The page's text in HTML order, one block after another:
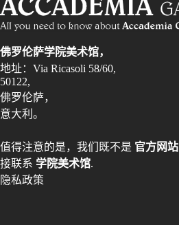
佛罗伦萨学院美术馆，
地址：Via Ricasoli 58/60,
50122,
佛罗伦萨，
意大利。
值得注意的是，我们既不是 官方网站
接联系 学院美术馆.
隐私政策